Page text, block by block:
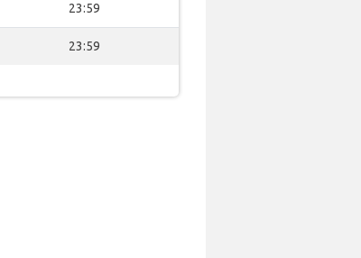
23:59
23:59